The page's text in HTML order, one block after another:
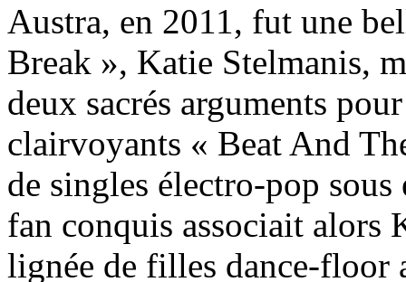
Austra, en 2011, fut une
Break », Katie Stelmanis,
deux sacrés arguments
clairvoyants « Beat And
de singles électro-pop
fan conquis associait alors
lignée de filles dance-floor